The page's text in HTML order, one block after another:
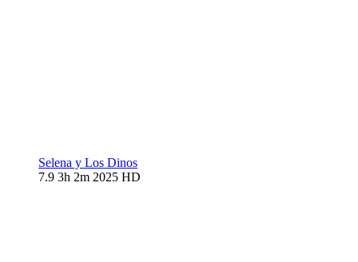
Selena y Los Dinos
7.9 3h 2m 2025 HD